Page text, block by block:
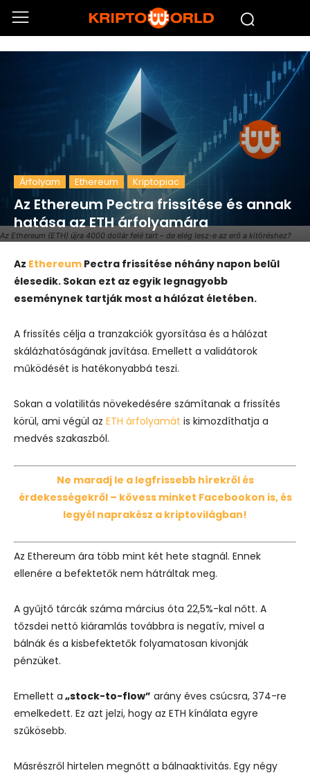
Az Ethereum (ETH) újra 4000 dollár felé tart – de elég lesz-e az erő a kitöréshez?
Árfolyam Ethereum Kriptopiac
Az Ethereum Pectra frissítése és annak
hatása az ETH árfolyamára
Az Ethereum Pectra frissítése néhány napon belül
élesedik. Sokan ezt az egyik legnagyobb
eseménynek tartják most a hálózat életében.
A frissítés célja a tranzakciók gyorsítása és a hálózat
skálázhatóságának javítása. Emellett a validátorok
működését is hatékonyabbá teszi.
Sokan a volatilitás növekedésére számítanak a frissítés
körül, ami végül az ETH árfolyamát is kimozdíthatja a
medvés szakaszból.
Ne maradj le a legfrissebb hírekről és
érdekességekről – kövess minket Facebookon is, és
legyél naprakész a kriptovilágban!
Az Ethereum ára több mint két hete stagnál. Ennek
ellenére a befektetők nem hátráltak meg.
A gyűjtő tárcák száma március óta 22,5%-kal nőtt. A
tőzsdei nettó kiáramlás továbbra is negatív, mivel a
bálnák és a kisbefektetők folyamatosan kivonják
pénzüket.
Emellett a „stock-to-flow” arány éves csúcsra, 374-re
emelkedett. Ez azt jelzi, hogy az ETH kínálata egyre
szűkösebb.
Másrészről hirtelen megnőtt a bálnaaktivitás. Egy négy